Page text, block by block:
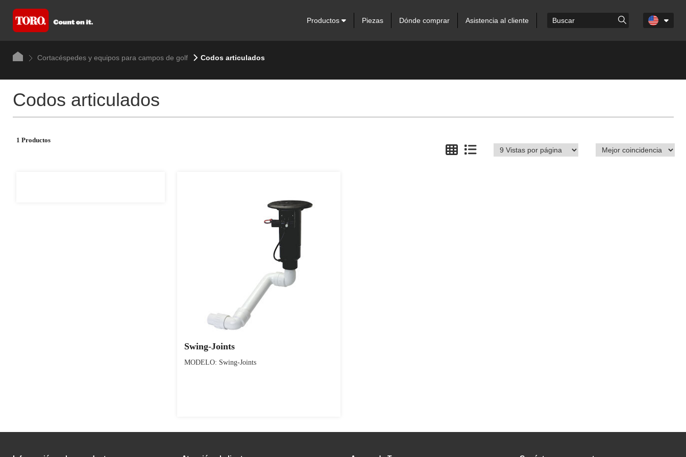
Productos Piezas Dónde comprar Asistencia al cliente
Cortacéspedes y equipos para campos de golf Codos articulados
Codos articulados
1 Productos
Swing-Joints
MODELO: Swing-Joints